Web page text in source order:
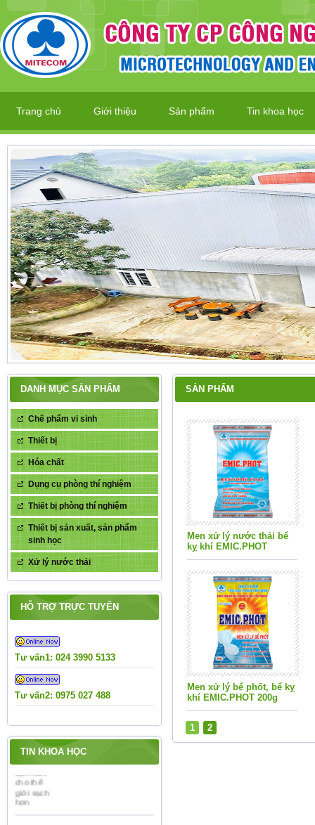
Trang chủ Giới thiệu Sản phẩm Tin khoa học
SẢN PHẨM
Men xử lý nước thải bể
kỵ khí EMIC.PHOT
Men xử lý bể phốt, bể kỵ
khí EMIC.PHOT 200g
1 2
DANH MỤC SẢN PHẨM
Chế phẩm vi sinh
Thiết bị
Hóa chất
Dụng cụ phòng thí nghiệm
Thiết bị phòng thí nghiệm
Thiết bị sản xuất, sản phẩm
sinh học
Xử lý nước thải
HỖ TRỢ TRỰC TUYẾN
Tư vấn1: 024 3990 5133
Tư vấn2: 0975 027 488
TIN KHOA HỌC
THÔNG BÁO
sống
làng
giới sạch hơn